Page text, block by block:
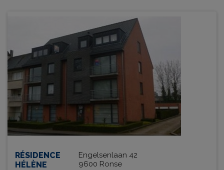
RÉSIDENCE
HÉLÈNE
Engelsenlaan 42
9600 Ronse